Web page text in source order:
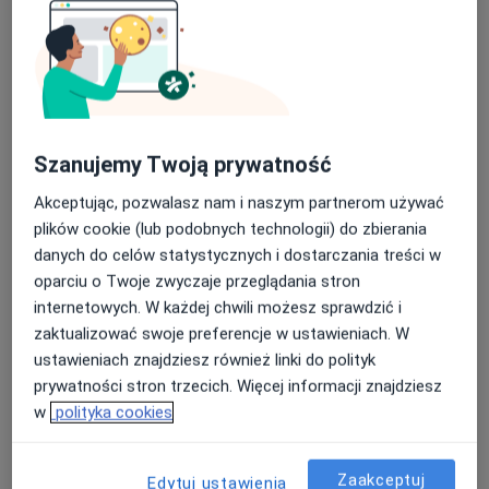
marihuana, benzodiazepiny, heroina)
uzależnionymi behawioralnie (komputery, gry,
telefony, konsole, hazard)
zmagającymi się z obsesjami/kompulsjami
będącymi w kryzysie życiowym
potrzebującymi wsparcia
samookaleczającymi się
rodzicami dzieci uzależnionych behawioralnie
oraz innymi problemami i dylematami
związanymi ze zdrowiem psychicznym
W razie braku miejsc w kalendarzu proszę o kontakt
przez wiadomość w aplikacji, SMS na nr. telefonu :
693151987 lub na adres email :
lukaszrybczynskipsycholog@gmail.com. Postaram się
O mnie
Podejście terapeutyczne
Psychoterapia
Terapia systemowa
Zakres porad
Psychologia kliniczna
Poradnictwo psychologiczne
Psychologia dorosłych
Zaburzenia lękowe
Depresja
Szanujemy Twoją prywatność
Akceptując, pozwalasz nam i naszym partnerom używać
plików cookie (lub podobnych technologii) do zbierania
danych do celów statystycznych i dostarczania treści w
oparciu o Twoje zwyczaje przeglądania stron
internetowych. W każdej chwili możesz sprawdzić i
zaktualizować swoje preferencje w ustawieniach. W
ustawieniach znajdziesz również linki do polityk
prywatności stron trzecich. Więcej informacji znajdziesz
w polityka cookies
Edytuj ustawienia Zaakceptuj